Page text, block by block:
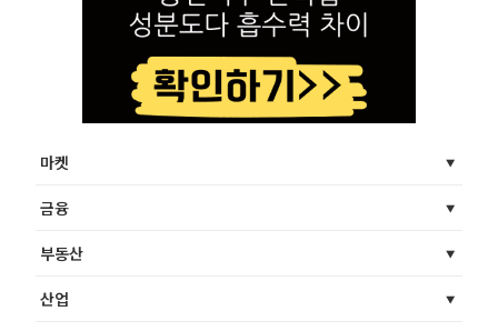
마켓
금융
부동산
산업